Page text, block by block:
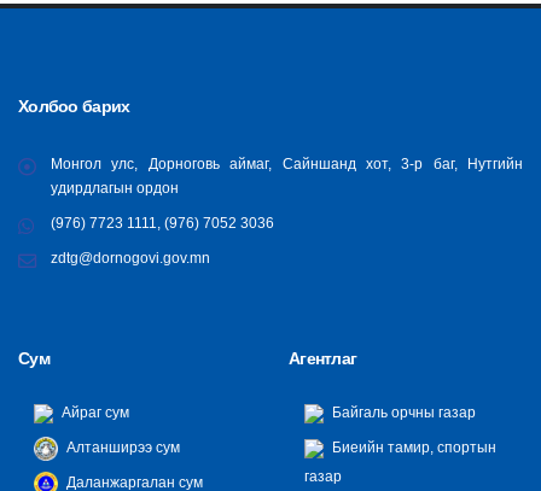
Холбоо барих
Монгол улс, Дорноговь аймаг, Сайншанд хот, 3-р баг, Нутгийн
удирдлагын ордон
(976) 7723 1111, (976) 7052 3036
zdtg@dornogovi.gov.mn
Сум
Айраг сум
Алтанширээ сум
Даланжаргалан сум
Агентлаг
Байгаль орчны газар
Биеийн тамир, спортын
газар